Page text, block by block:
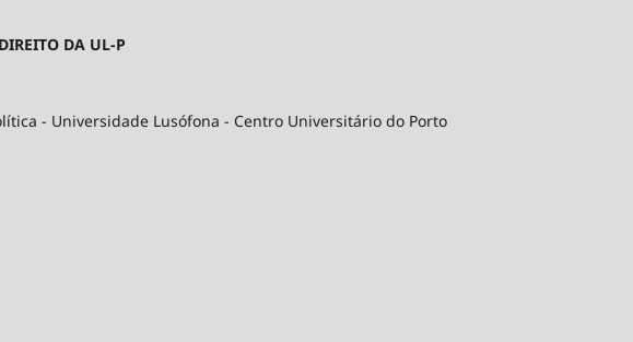
DA UL-P
- Universidade Lusófona - Centro Universitário do Porto